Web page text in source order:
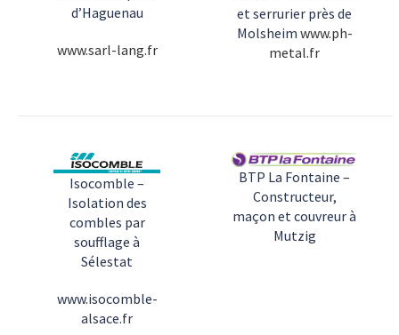
d’Haguenau
www.sarl-lang.fr
et serrurier près de
Molsheim www.ph-
metal.fr
Isocomble –
Isolation des
combles par
soufflage à
Sélestat
www.isocomble-
alsace.fr
BTP La Fontaine –
Constructeur,
maçon et couvreur à
Mutzig